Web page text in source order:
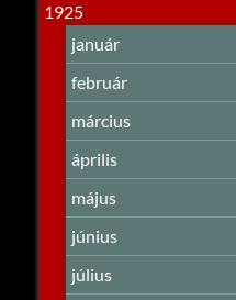
1925
január
február
március
április
május
június
július